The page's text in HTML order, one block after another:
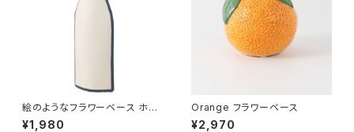
絵のようなフラワーベース ホワ
イト
¥1,980
Orange フラワーベース
¥2,970